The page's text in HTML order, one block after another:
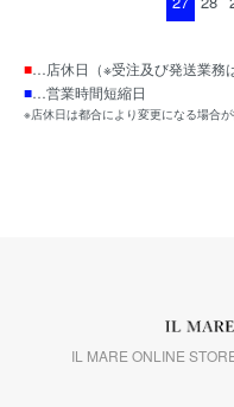
■…店休日（※受注及び発送業務
■…営業時間短縮日
※店休日は都合により変更になる場合が
IL MARE ONLINE